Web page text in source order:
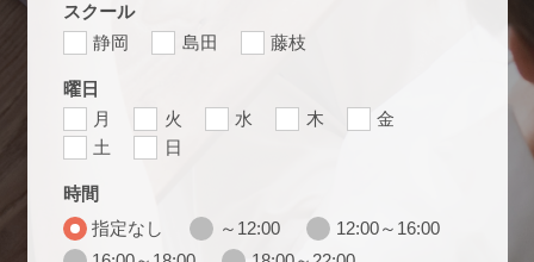
スクール
静岡
島田 藤枝
曜日
月
火 水 木
金
土
日
時間
指定なし
～12:00
12:00～16:00